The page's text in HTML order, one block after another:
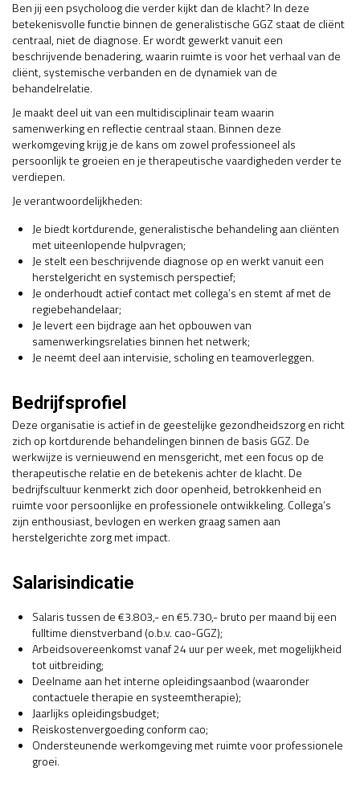
Ben jij een psycholoog die verder kijkt dan de klacht? In deze
betekenisvolle functie binnen de generalistische GGZ staat de cliënt
centraal, niet de diagnose. Er wordt gewerkt vanuit een
beschrijvende benadering, waarin ruimte is voor het verhaal van de
cliënt, systemische verbanden en de dynamiek van de
behandelrelatie.
Je maakt deel uit van een multidisciplinair team waarin
samenwerking en reflectie centraal staan. Binnen deze
werkomgeving krijg je de kans om zowel professioneel als
persoonlijk te groeien en je therapeutische vaardigheden verder te
verdiepen.
Je verantwoordelijkheden:
Je biedt kortdurende, generalistische behandeling aan cliënten
met uiteenlopende hulpvragen;
Je stelt een beschrijvende diagnose op en werkt vanuit een
herstelgericht en systemisch perspectief;
Je onderhoudt actief contact met collega’s en stemt af met de
regiebehandelaar;
Je levert een bijdrage aan het opbouwen van
samenwerkingsrelaties binnen het netwerk;
Je neemt deel aan intervisie, scholing en teamoverleggen.
Bedrijfsprofiel
Deze organisatie is actief in de geestelijke gezondheidszorg en richt
zich op kortdurende behandelingen binnen de basis GGZ. De
werkwijze is vernieuwend en mensgericht, met een focus op de
therapeutische relatie en de betekenis achter de klacht. De
bedrijfscultuur kenmerkt zich door openheid, betrokkenheid en
ruimte voor persoonlijke en professionele ontwikkeling. Collega’s
zijn enthousiast, bevlogen en werken graag samen aan
herstelgerichte zorg met impact.
Salarisindicatie
Salaris tussen de €3.803,- en €5.730,- bruto per maand bij een
fulltime dienstverband (o.b.v. cao-GGZ);
Arbeidsovereenkomst vanaf 24 uur per week, met mogelijkheid
tot uitbreiding;
Deelname aan het interne opleidingsaanbod (waaronder
contactuele therapie en systeemtherapie);
Jaarlijks opleidingsbudget;
Reiskostenvergoeding conform cao;
Ondersteunende werkomgeving met ruimte voor professionele
groei.